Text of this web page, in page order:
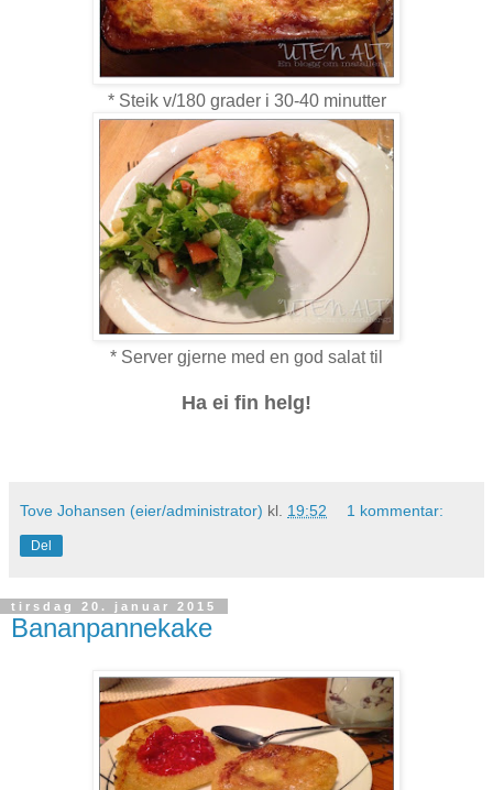
* Steik v/180 grader i 30-40 minutter
* Server gjerne med en god salat til
Ha ei fin helg!
Tove Johansen (eier/administrator) kl. 19:52 1 kommentar:
Del
tirsdag 20. januar 2015
Bananpannekake